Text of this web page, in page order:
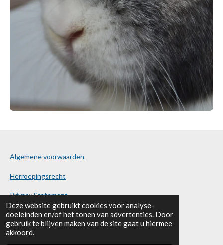
Deze website gebruikt cookies voor analyse-
doeleinden en/of het tonen van advertenties. Door
gebruik te blijven maken van de site gaat u hiermee
akkoord.
Algemene voorwaarden
Herroepingsrecht
Privacy Statement
Klachten en vragen